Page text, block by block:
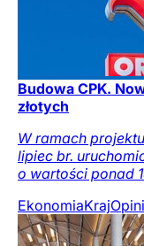
Budowa CPK.
złotych
W ramach
lipiec br.
o wartości ponad
EkonomiaKraj